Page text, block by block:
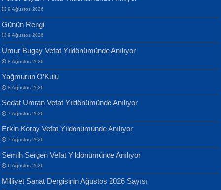
Yarına İz Bırakmak...
ATİLLA ÖZEN
Sultan Olmadan Önce Eyüp...
EKREM KARABABA
Yaralı Şiir...
Banu Sancak
Defterimden İçeri...
İsmail Aydos
İnkisar...
9 Ağustos 2026
Günün Rengi
9 Ağustos 2026
Umur Bugay Vefat Yıldönümünde Anılıyor
8 Ağustos 2026
Yağmurun O’Kulu
8 Ağustos 2026
Sedat Umran Vefat Yıldönümünde Anılıyor
7 Ağustos 2026
Erkin Koray Vefat Yıldönümünde Anılıyor
7 Ağustos 2026
Semih Sergen Vefat Yıldönümünde Anılıyor
6 Ağustos 2026
Milliyet Sanat Dergisinin Ağustos 2026 Sayısı